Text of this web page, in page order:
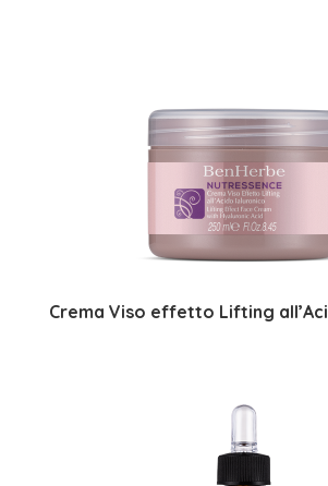
Crema Viso effetto Lifting